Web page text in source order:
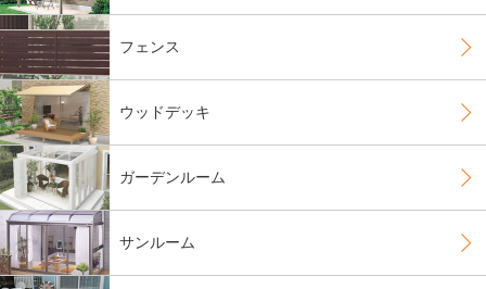
フェンス
ウッドデッキ
ガーデンルーム
サンルーム